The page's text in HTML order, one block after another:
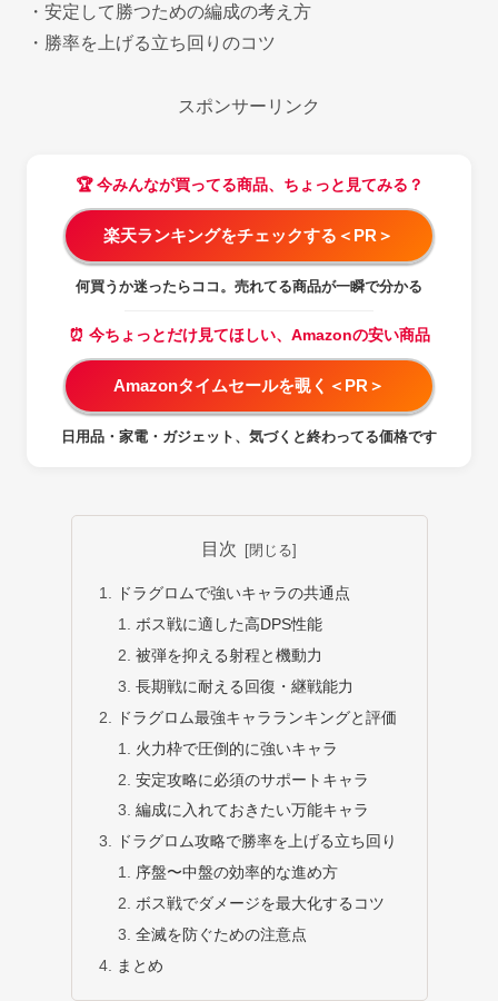
・安定して勝つための編成の考え方
・勝率を上げる立ち回りのコツ
スポンサーリンク
🏆 今みんなが買ってる商品、ちょっと見てみる？
楽天ランキングをチェックする＜PR＞
何買うか迷ったらココ。売れてる商品が一瞬で分かる
⏰ 今ちょっとだけ見てほしい、Amazonの安い商品
Amazonタイムセールを覗く＜PR＞
日用品・家電・ガジェット、気づくと終わってる価格です
目次
ドラグロムで強いキャラの共通点
ボス戦に適した高DPS性能
被弾を抑える射程と機動力
長期戦に耐える回復・継戦能力
ドラグロム最強キャラランキングと評価
火力枠で圧倒的に強いキャラ
安定攻略に必須のサポートキャラ
編成に入れておきたい万能キャラ
ドラグロム攻略で勝率を上げる立ち回り
序盤〜中盤の効率的な進め方
ボス戦でダメージを最大化するコツ
全滅を防ぐための注意点
まとめ